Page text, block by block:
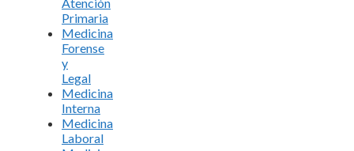
Primaria
Medicina
Forense
y
Legal
Medicina
Interna
Medicina
Laboral